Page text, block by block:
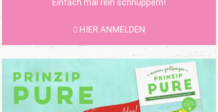
Einfach mal rein schnuppern!
HIER ANMELDEN